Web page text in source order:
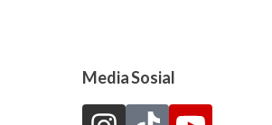
Media Sosial